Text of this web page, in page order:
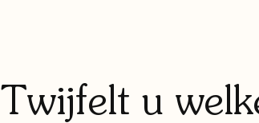
Twijfelt u